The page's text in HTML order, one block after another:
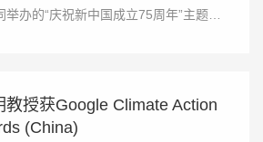
办的“庆祝新中国成立75周年”主题知
绩。为深入学习贯彻党的二十大和二
教授获Google Climate Action
(China)